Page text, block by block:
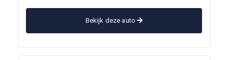
Bekijk deze auto